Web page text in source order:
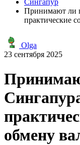
Сингапур
Принимают ли
практические
Olga
23 сентября 2025
обмену